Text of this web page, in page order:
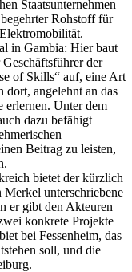
Staatsunternehmen
Rohstoff für
in Gambia: Hier baut
der
of Skills“ auf, eine Art
dort, angelehnt an das
erlernen. Unter dem
dazu befähigt
Beitrag zu leisten,
bietet der kürzlich
unterschriebene
er gibt den Akteuren
konkrete Projekte
bei Fessenheim, das
soll, und die